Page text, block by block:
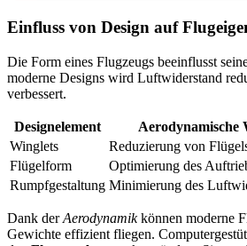
Einfluss von Design auf
Die Form eines Flugzeugs beeinflusst
moderne Designs wird Luftwiderstand
verbessert.
Designelement
Aerodynamische
Winglets
Reduzierung von
Flügelform
Optimierung des
Rumpfgestaltung Minimierung des
Dank derAerodynamikkönnen moderne
Gewichte effizient fliegen.